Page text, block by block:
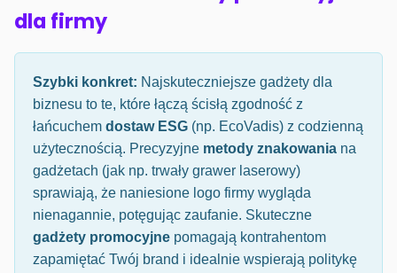
dla firmy
Szybki konkret: Najskuteczniejsze gadżety dla
biznesu to te, które łączą ścisłą zgodność z
łańcuchem dostaw ESG (np. EcoVadis) z codzienną
użytecznością. Precyzyjne metody znakowania na
gadżetach (jak np. trwały grawer laserowy)
sprawiają, że naniesione logo firmy wygląda
nienagannie, potęgując zaufanie. Skuteczne
gadżety promocyjne pomagają kontrahentom
zapamiętać Twój brand i idealnie wspierają politykę